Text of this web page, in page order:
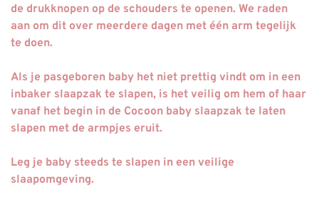
de drukknopen op de schouders te openen. We raden
aan om dit over meerdere dagen met één arm tegelijk
te doen.
Als je pasgeboren baby het niet prettig vindt om in een
inbaker slaapzak te slapen, is het veilig om hem of haar
vanaf het begin in de Cocoon baby slaapzak te laten
slapen met de armpjes eruit.
Leg je baby steeds te slapen in een veilige
slaapomgeving.